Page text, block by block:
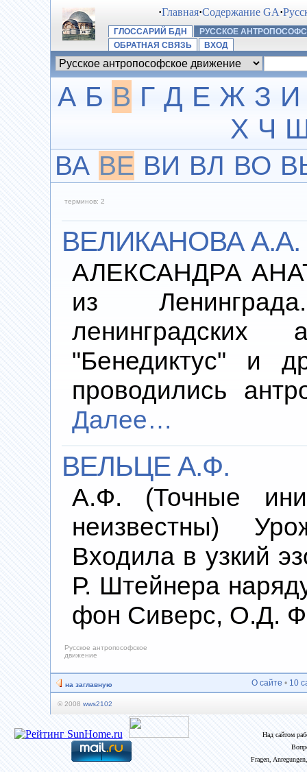
·Главная·Содержание GA·
ГЛОССАРИЙ БДН
РУССКОЕ
ОБРАТНАЯ СВЯЗЬ
ВХОД
А Б В Г Д Е Ж З И
Х Ч
ВА ВЕ ВИ ВЛ ВО
терминов: 2
ВЕЛИКАНОВА А.А.
АЛЕКСАНДРА
из
ленинградских
"Бенедиктус" и
проводились
Далее…
ВЕЛЬЦЕ А.Ф.
А.Ф. (Точные
неизвестны)
Входила в узкий
Р. Штейнера
фон Сиверс, О.Д.
Русское антропософское
движение
на заглавную О сайте • 10
© 2008 wws2102
Над сайтом
Fragen,